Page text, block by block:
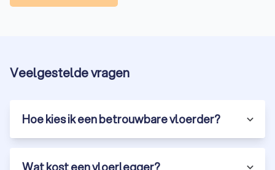
Veelgestelde vragen
Hoe kies ik een betrouwbare vloerder?